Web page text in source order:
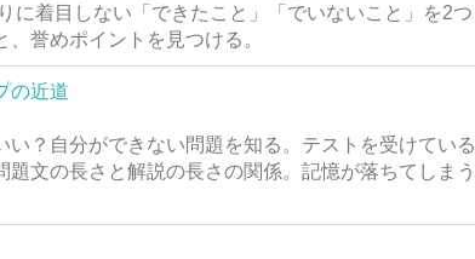
に着目しない「できたこと」「でいないこと」を2つ
誉めポイントを見つける。
の近道
？自分ができない問題を知る。テストを受けている
文の長さと解説の長さの関係。記憶が落ちてしまう